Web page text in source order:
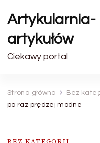
Artykularnia-
artykułów
Ciekawy portal
Strona główna Bez
po raz prędzej modne
BEZ KATEGORII